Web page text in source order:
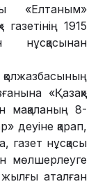
«Елтаным»
1915
нұсқасынан
«Қазақ»
мақаланың 8-
деуіне қарап,
газет нұсқасы
мөлшерлеуге
жылғы аталған